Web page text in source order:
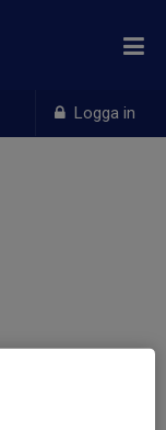
Logga in